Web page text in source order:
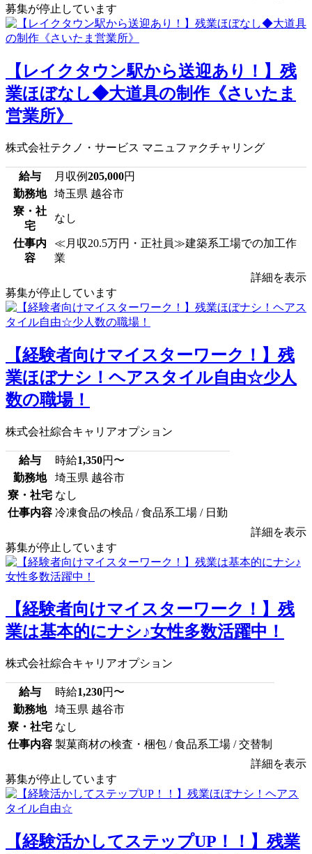
募集が停止しています
【レイクタウン駅から送迎あり！】残
業ほぼなし◆大道具の制作《さいたま
営業所》
株式会社テクノ・サービス マニュファクチャリング
給与 月収例205,000円
勤務地
埼玉県 越谷市
寮・社
宅
なし
仕事内
容
≪月収20.5万円・正社員≫建築系工場での加工作
業
詳細を表示
募集が停止しています
【経験者向けマイスターワーク！】残
業ほぼナシ！ヘアスタイル自由☆少人
数の職場！
株式会社綜合キャリアオプション
給与 時給1,350円〜
勤務地
埼玉県 越谷市
寮・社宅 なし
仕事内容 冷凍食品の検品 / 食品系工場 / 日勤
詳細を表示
募集が停止しています
【経験者向けマイスターワーク！】残
業は基本的にナシ♪女性多数活躍中！
株式会社綜合キャリアオプション
給与 時給1,230円〜
勤務地
埼玉県 越谷市
寮・社宅 なし
仕事内容 製菓商材の検査・梱包 / 食品系工場 / 交替制
詳細を表示
募集が停止しています
【経験活かしてステップUP！！】残業